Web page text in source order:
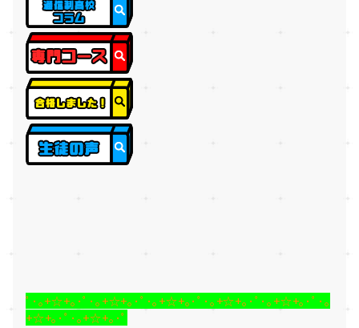
ﾟ･｡+☆+｡･ﾟ･｡+☆+｡･ﾟ･｡+☆+｡･ﾟ･｡+☆+｡･ﾟ･｡+☆+｡･ﾟ･｡
+☆+｡･ﾟ･｡+☆+｡･ﾟ